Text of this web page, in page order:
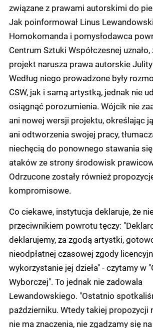
związane z prawami autorskimi do
Jak poinformował Linus
Homokomanda i pomysłodawca
Centrum Sztuki Współczesnej
projekt narusza prawa autorskie
Według niego prowadzone były
CSW, jak i samą artystką, jednak nie
osiągnąć porozumienia. Wójcik nie
ani nowej wersji projektu, określając
ani odtworzenia swojej pracy,
niechęcią do ponownego stawania
ataków ze strony środowisk
Odrzucone zostały również
kompromisowe.
Co ciekawe, instytucja deklaruje, że
przeciwnikiem powrotu tęczy:
deklarujemy, za zgodą artystki,
nieodpłatnej czasowej zgody
wykorzystanie jej dzieła" - czytamy w
Wyborczej". To jednak nie zadowala
Lewandowskiego. "Ostatnio
październiku. Wtedy takiej propozycji
nie ma znaczenia, nie zgadzamy się